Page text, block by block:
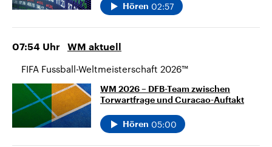
Hören 02:57
07:54 Uhr WM aktuell
FIFA Fussball-Weltmeisterschaft 2026™
WM 2026 – DFB-Team zwischen
Torwartfrage und Curacao-Auftakt
Hören 05:00